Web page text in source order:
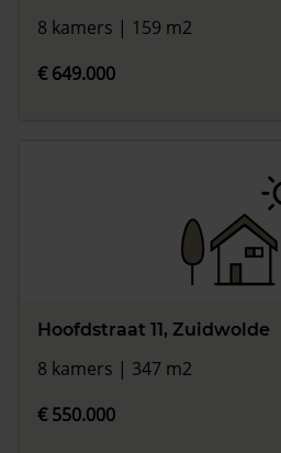
8 kamers | 159 m2
€ 649.000
Hoofdstraat 11, Zuidwolde
8 kamers | 347 m2
€ 550.000